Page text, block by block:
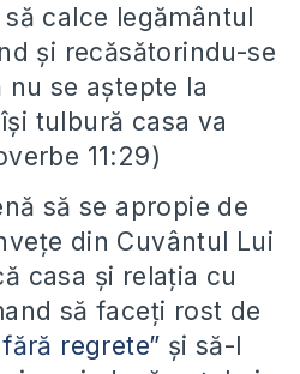
calce legământul
și recăsătorindu-se
se aștepte la
tulbură casa va
11:29)
să se apropie de
din Cuvântul Lui
casa și relația cu
să faceți rost de
regrete” și să-l